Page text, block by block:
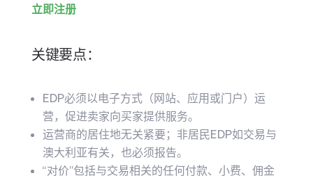
立即注册
关键要点：
EDP必须以电子方式（网站、应用或门户）运
营，促进卖家向买家提供服务。
运营商的居住地无关紧要；非居民EDP如交易与
澳大利亚有关，也必须报告。
“对价”包括与交易相关的任何付款、小费、佣金